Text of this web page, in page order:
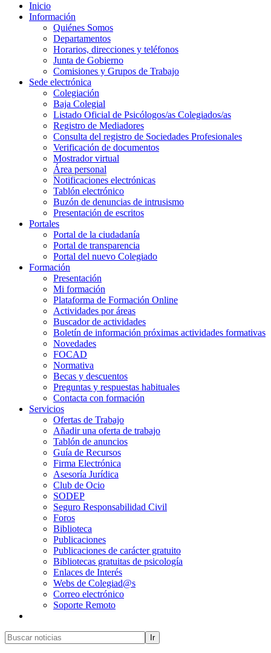
Inicio
Información
Quiénes Somos
Departamentos
Horarios, direcciones y teléfonos
Junta de Gobierno
Comisiones y Grupos de Trabajo
Sede electrónica
Colegiación
Baja Colegial
Listado Oficial de Psicólogos/as Colegiados/as
Registro de Mediadores
Consulta del registro de Sociedades Profesionales
Verificación de documentos
Mostrador virtual
Área personal
Notificaciones electrónicas
Tablón electrónico
Buzón de denuncias de intrusismo
Presentación de escritos
Portales
Portal de la ciudadanía
Portal de transparencia
Portal del nuevo Colegiado
Formación
Presentación
Mi formación
Plataforma de Formación Online
Actividades por áreas
Buscador de actividades
Boletín de información próximas actividades formativas
Novedades
FOCAD
Normativa
Becas y descuentos
Preguntas y respuestas habituales
Contacta con formación
Servicios
Ofertas de Trabajo
Añadir una oferta de trabajo
Tablón de anuncios
Guía de Recursos
Firma Electrónica
Asesoría Jurídica
Club de Ocio
SODEP
Seguro Responsabilidad Civil
Foros
Biblioteca
Publicaciones
Publicaciones de carácter gratuito
Bibliotecas gratuitas de psicología
Enlaces de Interés
Webs de Colegiad@s
Correo electrónico
Soporte Remoto
Ir